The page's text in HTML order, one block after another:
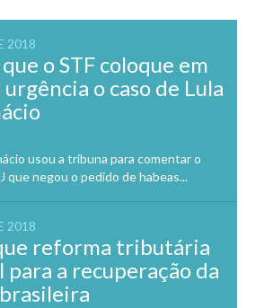
2018
o STF coloque em
o caso de Lula
usou a tribuna para comentar o
que negou o pedido de habeas...
2018
reforma tributária
para a recuperação da